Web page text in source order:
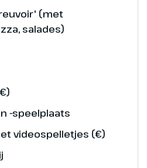
(met
salades)
-speelplaats
videospelletjes (€)